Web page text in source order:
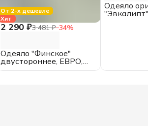
От 2-х дешевле
Хит
2 290 ₽3 481 ₽−34%
Одеяло "Финское"
двустороннее, ЕВРО,
всесезонное, хлопок
Одеяло
"Эвкалипт"